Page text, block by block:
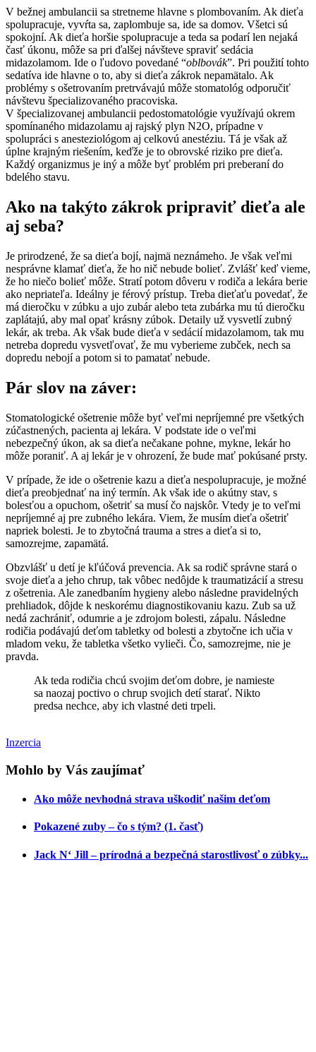
V bežnej ambulancii sa stretneme hlavne s plombovaním. Ak dieťa
spolupracuje, vyvŕta sa, zaplombuje sa, ide sa domov. Všetci sú
spokojní. Ak dieťa horšie spolupracuje a teda sa podarí len nejaká
časť úkonu, môže sa pri ďalšej návšteve spraviť sedácia
midazolamom. Ide o ľudovo povedané “oblbovák”. Pri použití tohto
sedatíva ide hlavne o to, aby si dieťa zákrok nepamätalo. Ak
problémy s ošetrovaním pretrvávajú môže stomatológ odporučiť
návštevu špecializovaného pracoviska.
V špecializovanej ambulancii pedostomatológie využívajú okrem
spomínaného midazolamu aj rajský plyn N2O, prípadne v
spolupráci s anesteziológom aj celkovú anestéziu. Tá je však až
úplne krajným riešením, keďže je to obrovské riziko pre dieťa.
Každý organizmus je iný a môže byť problém pri preberaní do
bdelého stavu.
Ako na takýto zákrok pripraviť dieťa ale
aj seba?
Je prirodzené, že sa dieťa bojí, najmä neznámeho. Je však veľmi
nesprávne klamať dieťa, že ho nič nebude bolieť. Zvlášť keď vieme,
že ho niečo bolieť môže. Stratí potom dôveru v rodiča a lekára berie
ako nepriateľa. Ideálny je férový prístup. Treba dieťaťu povedať, že
má dieročku v zúbku a ujo zubár alebo teta zubárka mu tú dieročku
zaplátajú, aby mal opať krásny zúbok. Detaily už vysvetlí zubný
lekár, ak treba. Ak však bude dieťa v sedácií midazolamom, tak mu
netreba dopredu vysvetľovať, že mu vyberieme zubček, nech sa
dopredu nebojí a potom si to pamatať nebude.
Pár slov na záver:
Stomatologické ošetrenie môže byť veľmi nepríjemné pre všetkých
zúčastnených, pacienta aj lekára. V podstate ide o veľmi
nebezpečný úkon, ak sa dieťa nečakane pohne, mykne, lekár ho
môže poraniť. A aj lekár je v ohrození, že bude mať pokúsané prsty.
V prípade, že ide o ošetrenie kazu a dieťa nespolupracuje, je možné
dieťa preobjednať na iný termín. Ak však ide o akútny stav, s
bolesťou a opuchom, ošetriť sa musí čo najskôr. Vtedy je to veľmi
nepríjemné aj pre zubného lekára. Viem, že musím dieťa ošetriť
napriek bolesti. Je to zbytočná trauma a stres a dieťa si to,
samozrejme, zapamätá.
Obzvlášť u detí je kľúčová prevencia. Ak sa rodič správne stará o
svoje dieťa a jeho chrup, tak vôbec nedôjde k traumatizácií a stresu
z ošetrenia. Ale zanedbaním hygieny alebo následne pravidelných
prehliadok, dôjde k neskorému diagnostikovaniu kazu. Zub sa už
nedá zachrániť, odumrie a je zdrojom bolesti, zápalu. Následne
rodičia podávajú deťom tabletky od bolesti a zbytočne ich učia v
mladom veku, že tabletka všetko vylieči. Čo, samozrejme, nie je
pravda.
Ak teda rodičia chcú svojim deťom dobre, je namieste
sa naozaj poctivo o chrup svojich detí starať. Nikto
predsa nechce, aby ich vlastné deti trpeli.
Inzercia
Mohlo by Vás zaujímať
Ako môže nevhodná strava uškodiť našim deťom
Pokazené zuby – čo s tým? (1. časť)
Jack N‘ Jill – prírodná a bezpečná starostlivosť o zúbky...